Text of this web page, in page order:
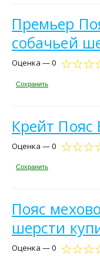
Премьер
собачьей
Оценка — 0
Сохранить
Крейт Пояс
Оценка — 0
Сохранить
Пояс
шерсти
Оценка — 0